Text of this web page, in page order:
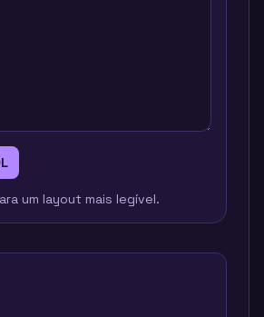
um layout mais legível.